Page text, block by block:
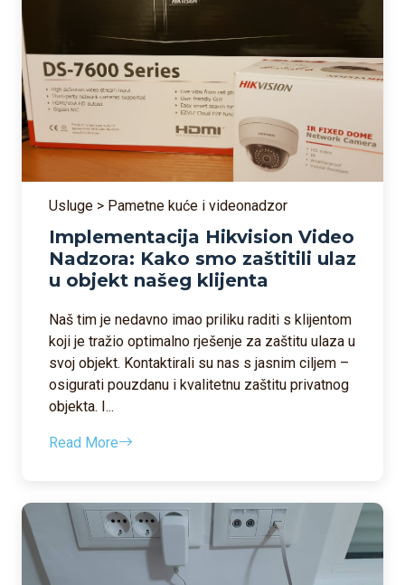
Usluge > Pametne kuće i videonadzor
Implementacija Hikvision Video
Nadzora: Kako smo zaštitili ulaz
u objekt našeg klijenta
Naš tim je nedavno imao priliku raditi s klijentom
koji je tražio optimalno rješenje za zaštitu ulaza u
svoj objekt. Kontaktirali su nas s jasnim ciljem –
osigurati pouzdanu i kvalitetnu zaštitu privatnog
objekta. I...
Read More